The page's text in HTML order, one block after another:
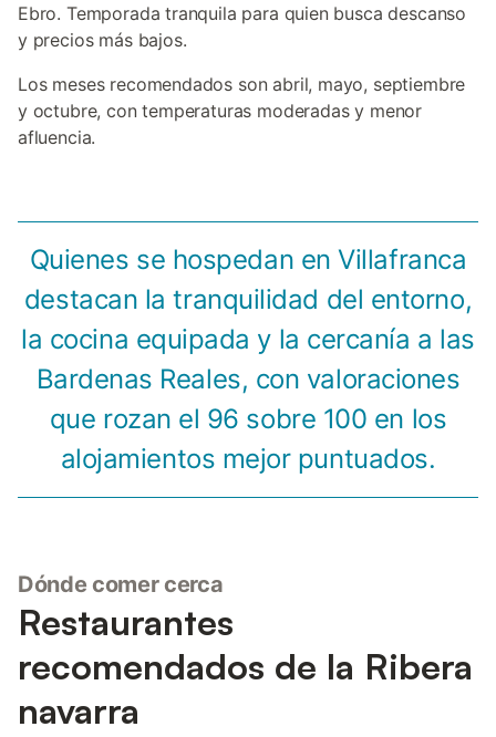
Ebro. Temporada tranquila para quien busca descanso
y precios más bajos.
Los meses recomendados son abril, mayo, septiembre
y octubre, con temperaturas moderadas y menor
afluencia.
Quienes se hospedan en Villafranca
destacan la tranquilidad del entorno,
la cocina equipada y la cercanía a las
Bardenas Reales, con valoraciones
que rozan el 96 sobre 100 en los
alojamientos mejor puntuados.
Dónde comer cerca
Restaurantes
recomendados de la Ribera
navarra